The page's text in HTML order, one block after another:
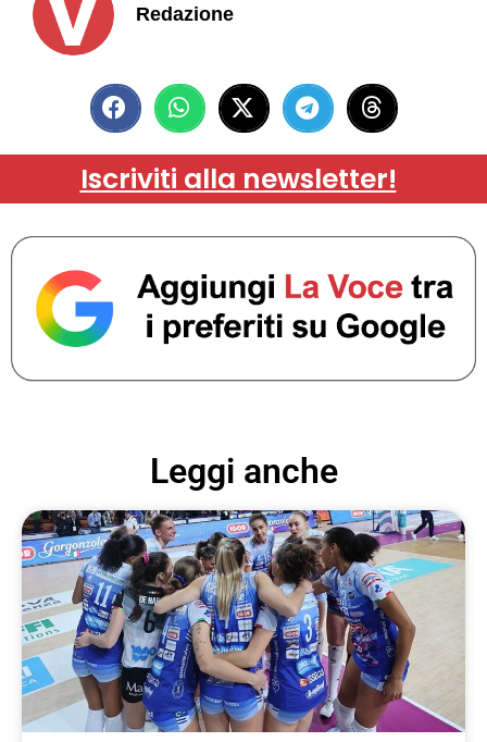
Redazione
Iscriviti alla newsletter!
Leggi anche